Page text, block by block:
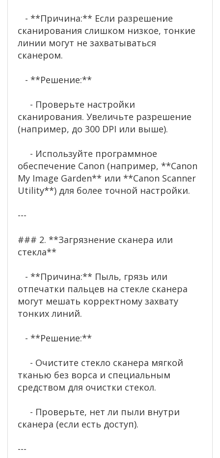
- **Причина:** Если разрешение
сканирования слишком низкое, тонкие
линии могут не захватываться
сканером.
- **Решение:**
- Проверьте настройки
сканирования. Увеличьте разрешение
(например, до 300 DPI или выше).
- Используйте программное
обеспечение Canon (например, **Canon
My Image Garden** или **Canon Scanner
Utility**) для более точной настройки.
---
### 2. **Загрязнение сканера или
стекла**
- **Причина:** Пыль, грязь или
отпечатки пальцев на стекле сканера
могут мешать корректному захвату
тонких линий.
- **Решение:**
- Очистите стекло сканера мягкой
тканью без ворса и специальным
средством для очистки стекол.
- Проверьте, нет ли пыли внутри
сканера (если есть доступ).
---